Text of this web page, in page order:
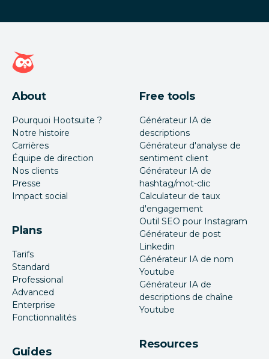
Page d'accueil Hootsuite
About
Pourquoi Hootsuite ?
Notre histoire
Carrières
Équipe de direction
Nos clients
Presse
Impact social
Plans
Tarifs
Standard
Professional
Advanced
Enterprise
Fonctionnalités
Guides
Free tools
Générateur IA de
descriptions
Générateur d'analyse de
sentiment client
Générateur IA de
hashtag/mot-clic
Calculateur de taux
d'engagement
Outil SEO pour Instagram
Générateur de post
Linkedin
Générateur IA de nom
Youtube
Générateur IA de
descriptions de chaîne
Youtube
Resources